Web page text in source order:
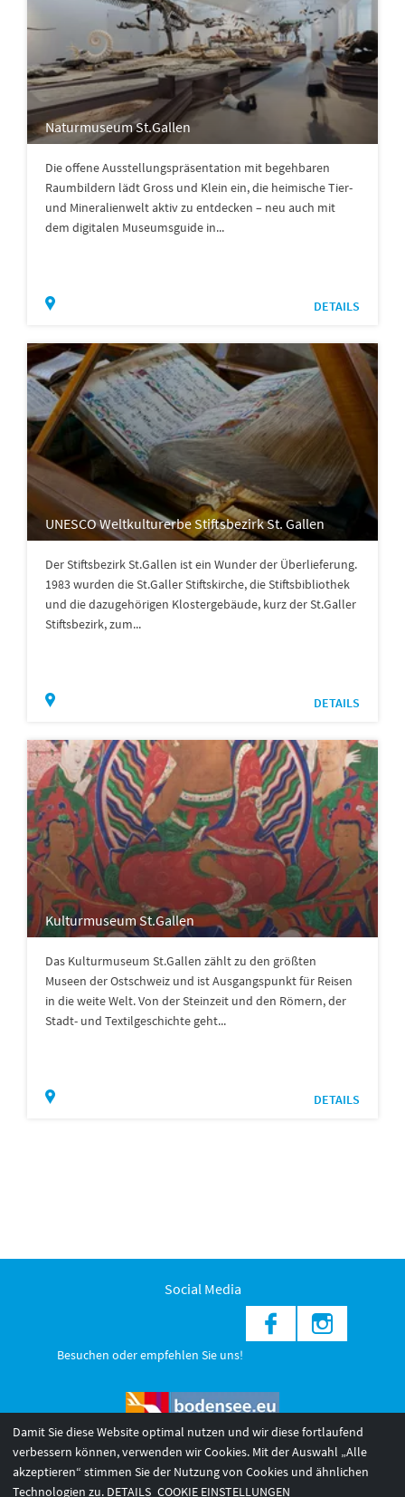
Naturmuseum St.Gallen
Die offene Ausstellungspräsentation mit begehbaren
Raumbildern lädt Gross und Klein ein, die heimische Tier-
und Mineralienwelt aktiv zu entdecken – neu auch mit
dem digitalen Museumsguide in...
DETAILS
UNESCO Weltkulturerbe Stiftsbezirk St. Gallen
Der Stiftsbezirk St.Gallen ist ein Wunder der Überlieferung.
1983 wurden die St.Galler Stiftskirche, die Stiftsbibliothek
und die dazugehörigen Klostergebäude, kurz der St.Galler
Stiftsbezirk, zum...
DETAILS
Kulturmuseum St.Gallen
Das Kulturmuseum St.Gallen zählt zu den größten
Museen der Ostschweiz und ist Ausgangspunkt für Reisen
in die weite Welt. Von der Steinzeit und den Römern, der
Stadt- und Textilgeschichte geht...
DETAILS
Social Media
Besuchen oder empfehlen Sie uns!
© 2026 Internationale Bodensee Tourismus GmbH
Damit Sie diese Website optimal nutzen und wir diese fortlaufend
verbessern können, verwenden wir Cookies. Mit der Auswahl „Alle
akzeptieren“ stimmen Sie der Nutzung von Cookies und ähnlichen
Technologien zu. DETAILS COOKIE EINSTELLUNGEN